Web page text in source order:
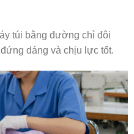
túi bằng đường chỉ đôi
dáng và chịu lực tốt.